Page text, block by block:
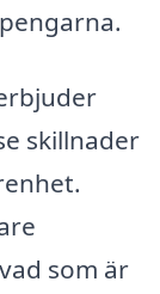
skillnader
som är